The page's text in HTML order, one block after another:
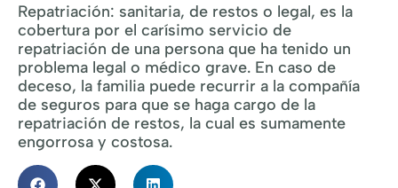
Repatriación: sanitaria, de restos o legal, es la
cobertura por el carísimo servicio de
repatriación de una persona que ha tenido un
problema legal o médico grave. En caso de
deceso, la familia puede recurrir a la compañía
de seguros para que se haga cargo de la
repatriación de restos, la cual es sumamente
engorrosa y costosa.